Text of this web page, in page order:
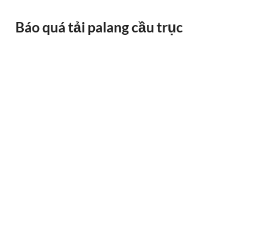
Báo quá tải palang cầu trục